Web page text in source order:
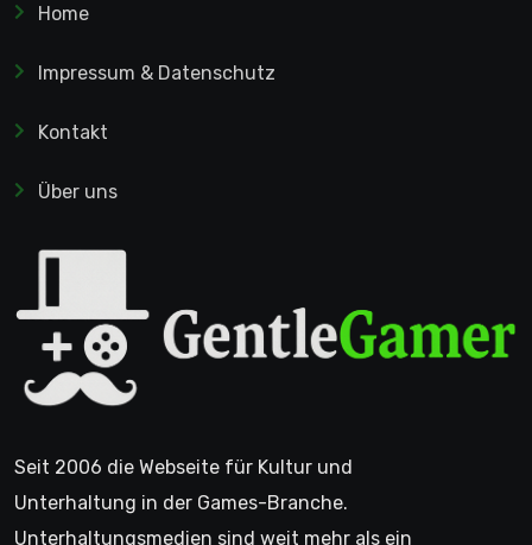
Home
Impressum & Datenschutz
Kontakt
Über uns
Seit 2006 die Webseite für Kultur und
Unterhaltung in der Games-Branche.
Unterhaltungsmedien sind weit mehr als ein